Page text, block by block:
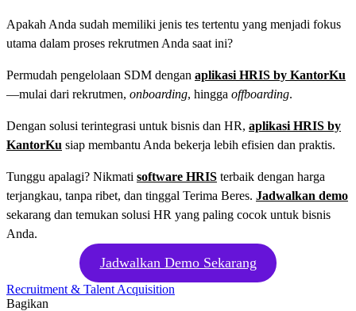
Apakah Anda sudah memiliki jenis tes tertentu yang menjadi fokus
utama dalam proses rekrutmen Anda saat ini?
Permudah pengelolaan SDM dengan aplikasi HRIS by KantorKu
—mulai dari rekrutmen, onboarding, hingga offboarding.
Dengan solusi terintegrasi untuk bisnis dan HR, aplikasi HRIS by
KantorKu siap membantu Anda bekerja lebih efisien dan praktis.
Tunggu apalagi? Nikmati software HRIS terbaik dengan harga
terjangkau, tanpa ribet, dan tinggal Terima Beres. Jadwalkan demo
sekarang dan temukan solusi HR yang paling cocok untuk bisnis
Anda.
Jadwalkan Demo Sekarang
Recruitment & Talent Acquisition
Bagikan